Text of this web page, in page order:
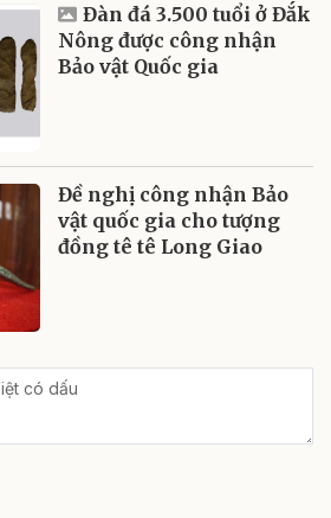
Đàn đá 3.500 tuổi ở Đắk
Nông được công nhận
Bảo vật Quốc gia
Đề nghị công nhận Bảo
vật quốc gia cho tượng
đồng tê tê Long Giao